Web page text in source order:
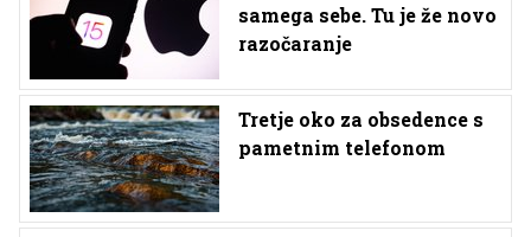
samega sebe. Tu je že novo
razočaranje
Tretje oko za obsedence s
pametnim telefonom